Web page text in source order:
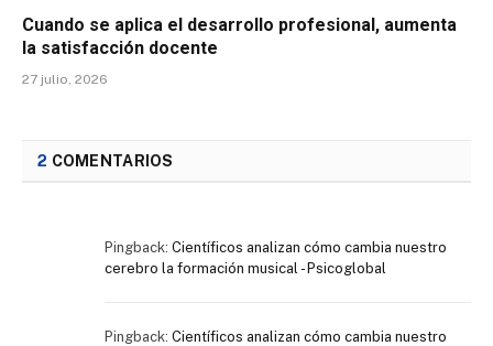
Cuando se aplica el desarrollo profesional, aumenta
la satisfacción docente
27 julio, 2026
2 COMENTARIOS
Pingback: Científicos analizan cómo cambia nuestro
cerebro la formación musical - Psicoglobal
Pingback: Científicos analizan cómo cambia nuestro